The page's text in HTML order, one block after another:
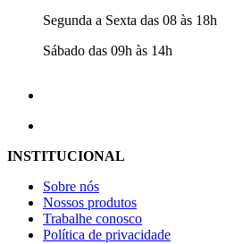
Segunda a Sexta das 08 às 18h
Sábado das 09h às 14h
INSTITUCIONAL
Sobre nós
Nossos produtos
Trabalhe conosco
Política de privacidade